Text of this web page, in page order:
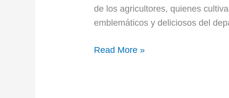
de los agricultores, quienes
emblemáticos y deliciosos del
Read More »